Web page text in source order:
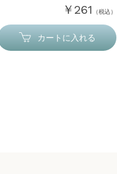
￥261 （税込）
カートに入れる